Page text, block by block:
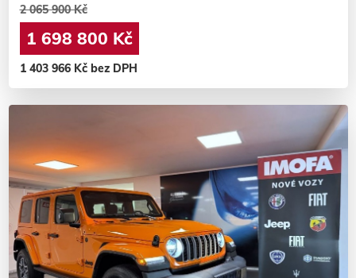
2 065 900 Kč
1 698 800 Kč
1 403 966 Kč bez DPH